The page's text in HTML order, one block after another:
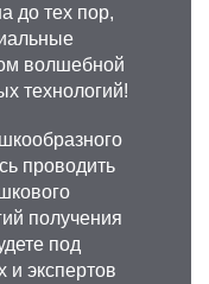
до тех пор,
волшебной
технологий!
проводить
получения
под
и экспертов